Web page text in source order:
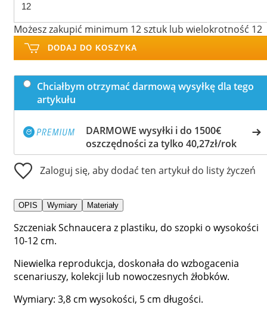
Możesz zakupić minimum 12 sztuk lub wielokrotność 12
DODAJ DO KOSZYKA
Chciałbym otrzymać darmową wysyłkę dla tego
artykułu
DARMOWE wysyłki i do 1500€
oszczędności za tylko 40,27zł/rok
Zaloguj się, aby dodać ten artykuł do listy życzeń
OPIS Wymiary Materiały
Szczeniak Schnaucera z plastiku, do szopki o wysokości
10-12 cm.
Niewielka reprodukcja, doskonała do wzbogacenia
scenariuszy, kolekcji lub nowoczesnych żłobków.
Wymiary: 3,8 cm wysokości, 5 cm długości.